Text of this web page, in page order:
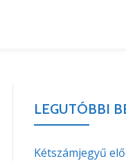
LEGUTÓBBI
Kétszámjegyű